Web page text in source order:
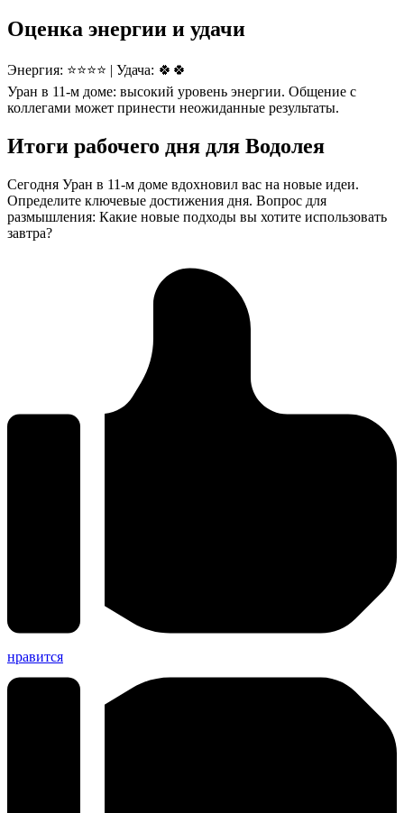
Оценка энергии и удачи
Энергия: ⭐⭐⭐⭐ | Удача: 🍀🍀
Уран в 11-м доме: высокий уровень энергии. Общение с
коллегами может принести неожиданные результаты.
Итоги рабочего дня для Водолея
Сегодня Уран в 11-м доме вдохновил вас на новые идеи.
Определите ключевые достижения дня. Вопрос для
размышления: Какие новые подходы вы хотите использовать
завтра?
нравится